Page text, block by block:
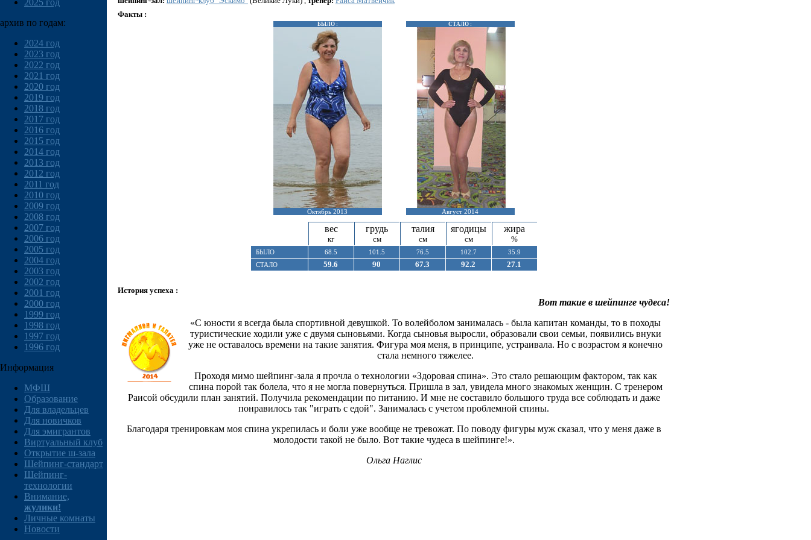
2025 год
архив по годам:
2024 год
2023 год
2022 год
2021 год
2020 год
2019 год
2018 год
2017 год
2016 год
2015 год
2014 год
2013 год
2012 год
2011 год
2010 год
2009 год
2008 год
2007 год
2006 год
2005 год
2004 год
2003 год
2002 год
2001 год
2000 год
1999 год
1998 год
1997 год
1996 год
Информация
МФШ
Образование
Для владельцев
Для новичков
Для эмигрантов
Виртуальный клуб
Открытие ш-зала
Шейпинг-стандарт
Шейпинг-
технологии
Внимание,
жулики!
Личные комнаты
Новости
Факты :
БЫЛО :
Октябрь 2013
СТАЛО :
Август 2014
вес
кг
грудь
см
талия
см
ягодицы
см
жира
%
БЫЛО 68.5 101.5 76.5 102.7
35.9
СТАЛО
59.6 90 67.3 92.2 27.1
История успеха :
Вот такие в шейпинге чудеса!
«С юности я всегда была спортивной девушкой. То волейболом занималась - была капитан команды, то в походы
туристические ходили уже с двумя сыновьями. Когда сыновья выросли, образовали свои семьи, появились внуки
уже не оставалось времени на такие занятия. Фигура моя меня, в принципе, устраивала. Но с возрастом я конечно
стала немного тяжелее.
Проходя мимо шейпинг-зала я прочла о технологии «Здоровая спина». Это стало решающим фактором, так как
спина порой так болела, что я не могла повернуться. Пришла в зал, увидела много знакомых женщин. С тренером
Раисой обсудили план занятий. Получила рекомендации по питанию. И мне не составило большого труда все соблюдать и даже
понравилось так "играть с едой". Занималась с учетом проблемной спины.
Благодаря тренировкам моя спина укрепилась и боли уже вообще не тревожат. По поводу фигуры муж сказал, что у меня даже в
молодости такой не было. Вот такие чудеса в шейпинге!».
Ольга Наглис